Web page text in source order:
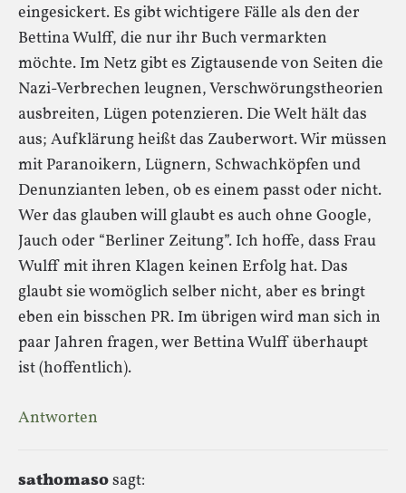
eingesickert. Es gibt wichtigere Fälle als den der
Bettina Wulff, die nur ihr Buch vermarkten
möchte. Im Netz gibt es Zigtausende von Seiten die
Nazi-Verbrechen leugnen, Verschwörungstheorien
ausbreiten, Lügen potenzieren. Die Welt hält das
aus; Aufklärung heißt das Zauberwort. Wir müssen
mit Paranoikern, Lügnern, Schwachköpfen und
Denunzianten leben, ob es einem passt oder nicht.
Wer das glauben will glaubt es auch ohne Google,
Jauch oder “Berliner Zeitung”. Ich hoffe, dass Frau
Wulff mit ihren Klagen keinen Erfolg hat. Das
glaubt sie womöglich selber nicht, aber es bringt
eben ein bisschen PR. Im übrigen wird man sich in
paar Jahren fragen, wer Bettina Wulff überhaupt
ist (hoffentlich).
Antworten
sathomasosagt: